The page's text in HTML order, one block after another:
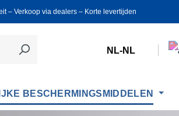
‒ Verkoop via dealers ‒ Korte levertijden
NL-NL
BESCHERMINGSMIDDELEN